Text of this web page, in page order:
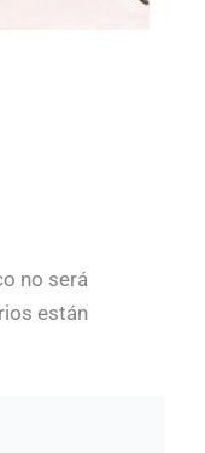
no será
están